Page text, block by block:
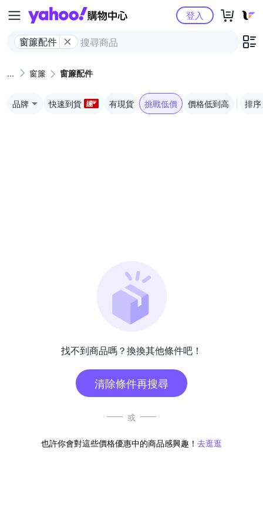
Yahoo購物中心
窗簾配件
登入
窗簾 窗簾配件
品牌 快速到貨 有現貨 挑戰低價 價格低到高 排序
找不到商品嗎？換換其他條件吧！
清除條件再搜尋
或
也許你會對這些價格優惠中的商品感興趣！ 去逛逛